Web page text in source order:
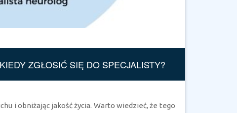
ZGŁOSIĆ SIĘ DO SPECJALISTY?
i obniżając jakość życia. Warto wiedzieć, że tego